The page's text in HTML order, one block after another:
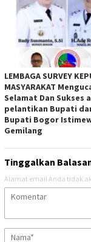
LEMBAGA SURVEY
MASYARAKAT
Selamat Dan Sukses
pelantikan Bupati
Bupati Bogor
Gemilang
Tinggalkan
Alamat email Anda tidak